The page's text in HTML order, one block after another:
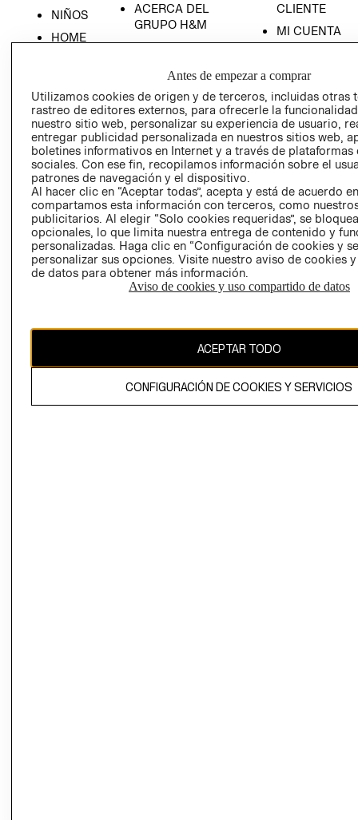
NIÑOS
HOME
ACERCA DEL
GRUPO H&M
RESPONSABILIDAD
RELACIÓN CON
INVERSIONISTAS
POLÍTICA
EMPRESARIAL
CLIENTE
MI CUENTA
- RETIRO EN
TIENDA
TÉRMINOS Y
CONDICIONES
AVISO DE
PRIVACIDAD
GIFT CARD
AVISO DE
COOKIES
Chile ($)
Antes de empezar a comprar
Utilizamos cookies de origen y de terceros, incluidas otras
rastreo de editores externos, para ofrecerle la
nuestro sitio web, personalizar su experiencia de usuario,
entregar publicidad personalizada en nuestros sitios web,
boletines informativos en Internet y a través de plataformas
sociales. Con ese fin, recopilamos información sobre el
patrones de navegación y el dispositivo.
Al hacer clic en “Aceptar todas”, acepta y está de acuerdo
compartamos esta información con terceros, como
publicitarios. Al elegir “Solo cookies requeridas”, se
opcionales, lo que limita nuestra entrega de contenido y
personalizadas. Haga clic en “Configuración de cookies y
personalizar sus opciones. Visite nuestro aviso de cookies
de datos para obtener más información.
Aviso de cookies y uso compartido de datos
ACEPTAR TODO
CONFIGURACIÓN DE COOKIES Y SERVICIOS